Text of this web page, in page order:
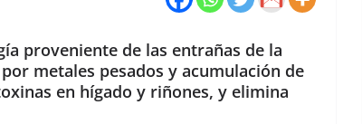
proveniente de las entrañas de la
metales pesados ​​y acumulación de
en hígado y riñones, y elimina